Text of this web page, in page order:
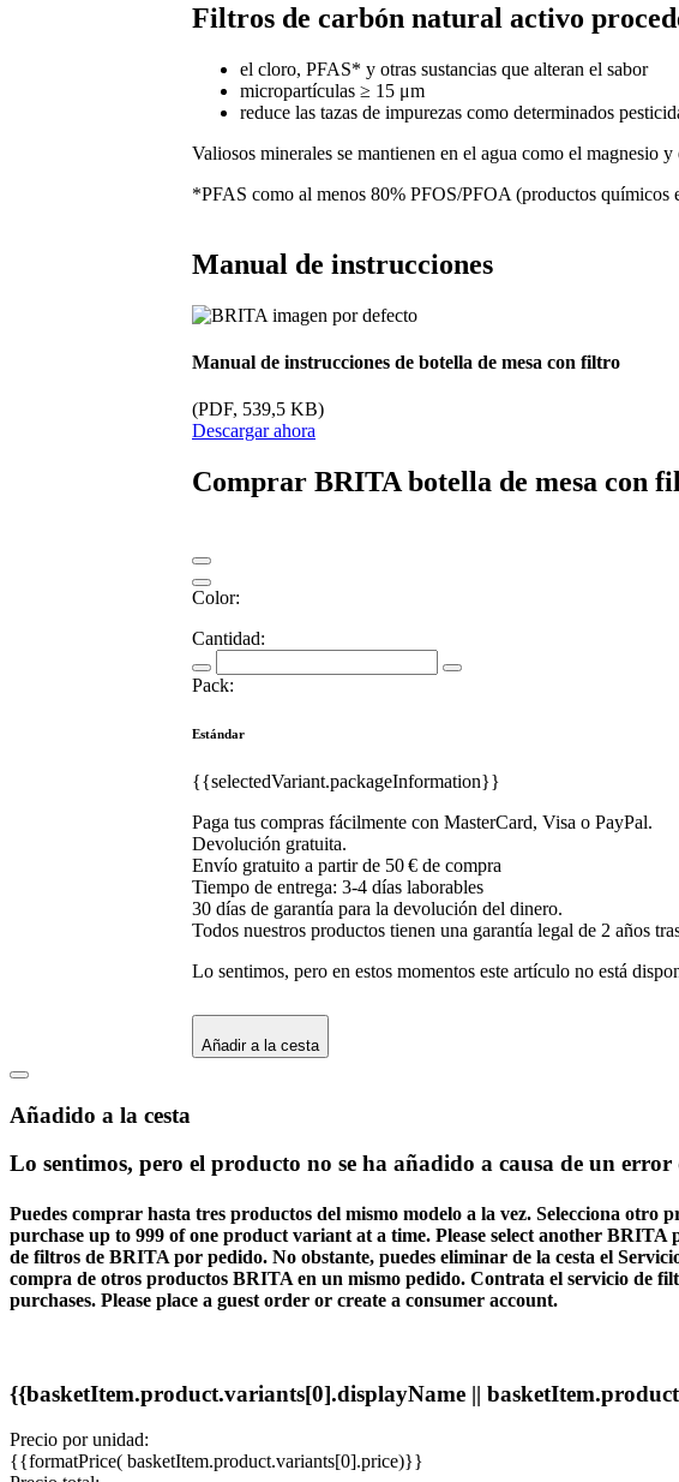
Filtros de carbón natural activo
el cloro, PFAS* y otras sustancias que alteran el sabor
micropartículas ≥ 15 μm
reduce las tazas de impurezas como determinados
Valiosos minerales se mantienen en el agua como el magnesio y
*PFAS como al menos 80% PFOS/PFOA (productos químicos
Manual de instrucciones
Manual de instrucciones de botella de mesa con filtro
(PDF, 539,5 KB)
Descargar ahora
Comprar BRITA botella de mesa con
Color:
Cantidad:
Pack:
Estándar
{{selectedVariant.packageInformation}}
Paga tus compras fácilmente con MasterCard, Visa o PayPal.
Devolución gratuita.
Envío gratuito a partir de 50 € de compra
Tiempo de entrega: 3-4 días laborables
30 días de garantía para la devolución del dinero.
Todos nuestros productos tienen una garantía legal de 2 años
Lo sentimos, pero en estos momentos este artículo no está
Añadir a la cesta
Añadido a la cesta
Lo sentimos, pero el producto no se ha añadido a causa de un
Puedes comprar hasta tres productos del mismo modelo a la vez. Selecciona
purchase up to 999 of one product variant at a time. Please select another
de filtros de BRITA por pedido. No obstante, puedes eliminar de la cesta el
compra de otros productos BRITA en un mismo pedido. Contrata el servicio de
purchases. Please place a guest order or create a consumer account.
{{basketItem.product.variants[0].displayName ||
Precio por unidad:
{{formatPrice( basketItem.product.variants[0].price)}}